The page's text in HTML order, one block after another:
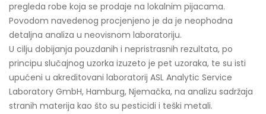
pregleda robe koja se prodaje na lokalnim pijacama.
Povodom navedenog procjenjeno je da je neophodna
detaljna analiza u neovisnom laboratoriju.
U cilju dobijanja pouzdanih i nepristrasnih rezultata, po
principu slučajnog uzorka izuzeto je pet uzoraka, te su isti
upućeni u akreditovani laboratorij ASL Analytic Service
Laboratory GmbH, Hamburg, Njemačka, na analizu sadržaja
stranih materija kao što su pesticidi i teški metali.